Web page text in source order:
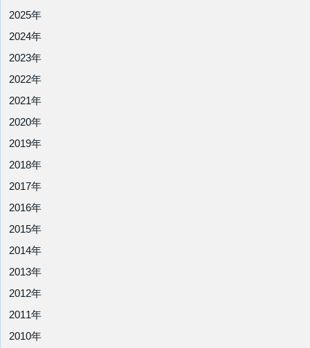
2025年
2024年
2023年
2022年
2021年
2020年
2019年
2018年
2017年
2016年
2015年
2014年
2013年
2012年
2011年
2010年